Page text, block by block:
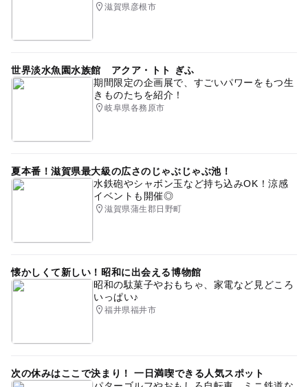
滋賀県彦根市
世界淡水魚園水族館 アクア・トト ぎふ
期間限定の企画展で、すごいパワーをもつ生
きものたちを紹介！
岐阜県各務原市
夏本番！滋賀県最大級の広さのじゃぶじゃぶ池！
水鉄砲やシャボン玉など持ち込みOK！涼感
イベントも開催◎
滋賀県蒲生郡日野町
懐かしくて新しい！昭和に出会える博物館
昭和の駄菓子やおもちゃ、家電など見どころ
いっぱい♪
福井県福井市
次の休みはここで決まり！ 一日満喫できる人気スポット